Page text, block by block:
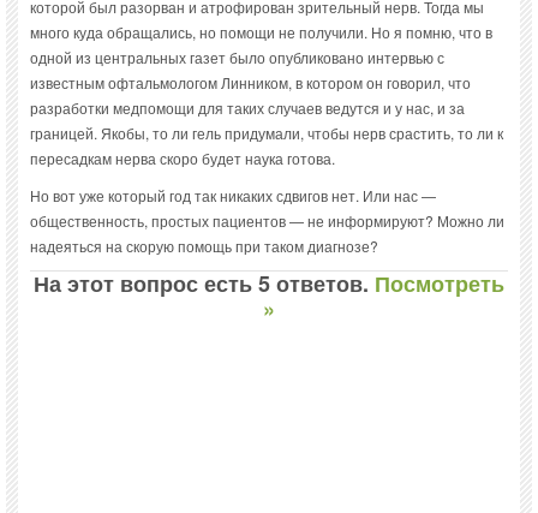
которой был разорван и атрофирован зрительный нерв. Тогда мы
много куда обращались, но помощи не получили. Но я помню, что в
одной из центральных газет было опубликовано интервью с
известным офтальмологом Линником, в котором он говорил, что
разработки медпомощи для таких случаев ведутся и у нас, и за
границей. Якобы, то ли гель придумали, чтобы нерв срастить, то ли к
пересадкам нерва скоро будет наука готова.
Но вот уже который год так никаких сдвигов нет. Или нас —
общественность, простых пациентов — не информируют? Можно ли
надеяться на скорую помощь при таком диагнозе?
На этот вопрос есть 5 ответов. Посмотреть
»